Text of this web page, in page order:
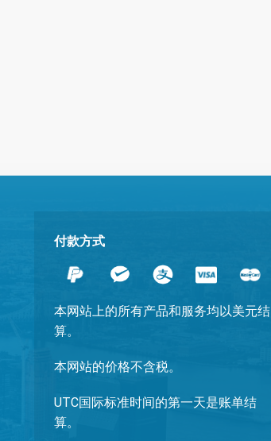
付款方式
本网站上的所有产品和服务均以美元结
算。
本网站的价格不含税。
UTC国际标准时间的第一天是账单结
算。